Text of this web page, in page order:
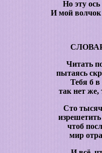
Но эту
И мой волчок
Читать
пытаясь
Тебя б
так нет же,
Сто тысяч
чтоб
мир